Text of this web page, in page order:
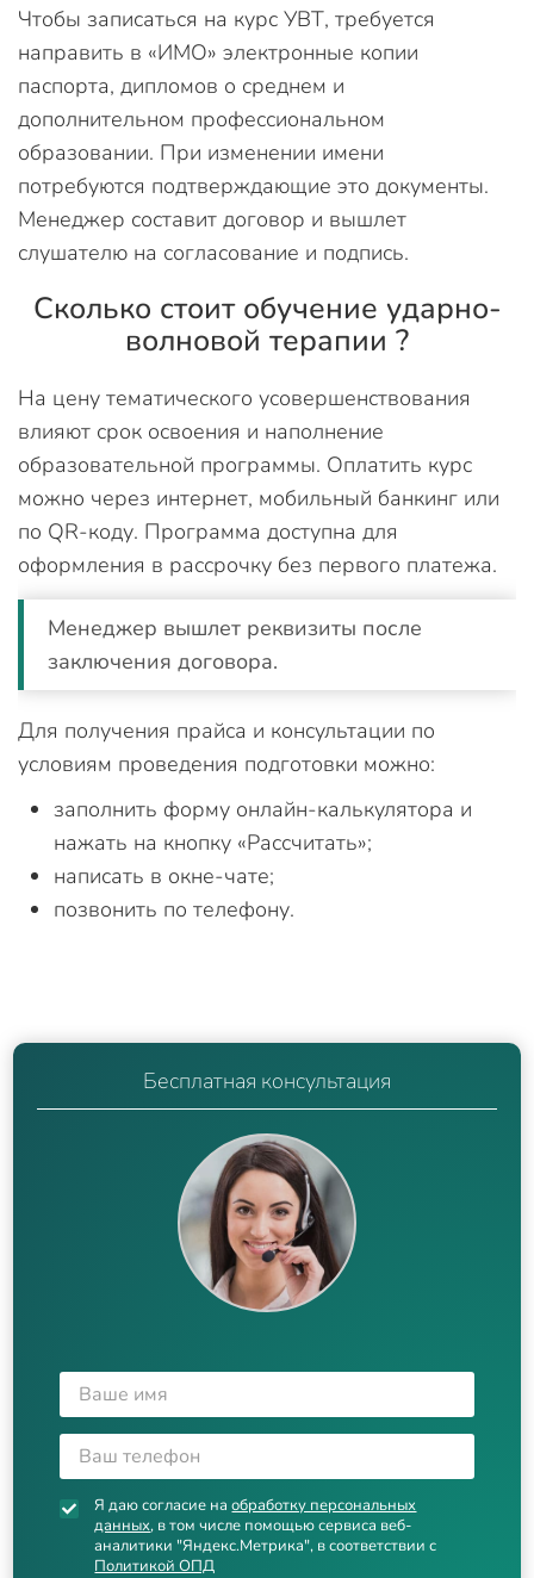
Чтобы записаться на курс УВТ, требуется
направить в «ИМО» электронные копии
паспорта, дипломов о среднем и
дополнительном профессиональном
образовании. При изменении имени
потребуются подтверждающие это документы.
Менеджер составит договор и вышлет
слушателю на согласование и подпись.
Сколько стоит обучение ударно-
волновой терапии ?
На цену тематического усовершенствования
влияют срок освоения и наполнение
образовательной программы. Оплатить курс
можно через интернет, мобильный банкинг или
по QR-коду. Программа доступна для
оформления в рассрочку без первого платежа.
Менеджер вышлет реквизиты после
заключения договора.
Для получения прайса и консультации по
условиям проведения подготовки можно:
заполнить форму онлайн-калькулятора и
нажать на кнопку «Рассчитать»;
написать в окне-чате;
позвонить по телефону.
Бесплатная консультация
Я даю согласие наобработку персональных
данных, в том числе помощью сервиса веб-
аналитики "Яндекс.Метрика", в соответствии с
Политикой ОПД